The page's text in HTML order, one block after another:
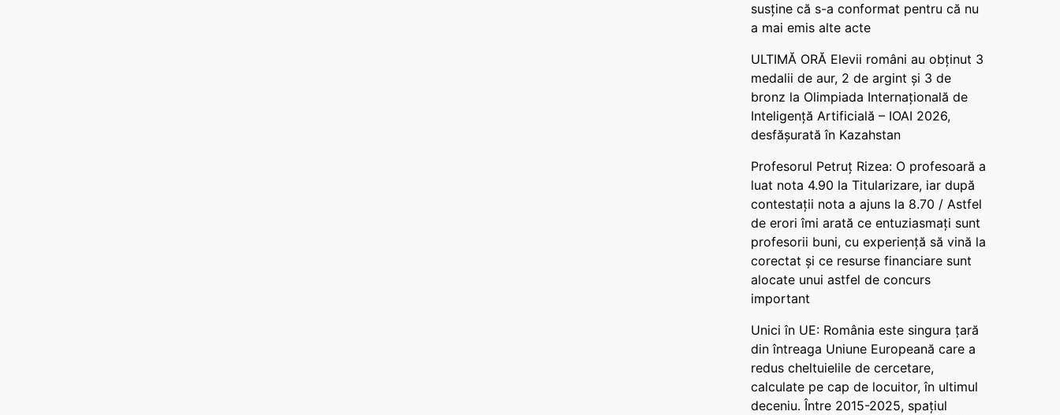
susține că s-a conformat pentru că nu
a mai emis alte acte
ULTIMĂ ORĂ Elevii români au obținut 3
medalii de aur, 2 de argint și 3 de
bronz la Olimpiada Internațională de
Inteligență Artificială – IOAI 2026,
desfășurată în Kazahstan
Profesorul Petruț Rizea: O profesoară a
luat nota 4.90 la Titularizare, iar după
contestații nota a ajuns la 8.70 / Astfel
de erori îmi arată ce entuziasmați sunt
profesorii buni, cu experiență să vină la
corectat și ce resurse financiare sunt
alocate unui astfel de concurs
important
Unici în UE: România este singura țară
din întreaga Uniune Europeană care a
redus cheltuielile de cercetare,
calculate pe cap de locuitor, în ultimul
deceniu. Între 2015-2025, spațiul